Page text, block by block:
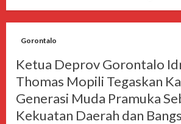
Gorontalo
Ketua Deprov Gorontalo
Thomas Mopili Tegaskan
Generasi Muda Pramuka
Kekuatan Daerah dan